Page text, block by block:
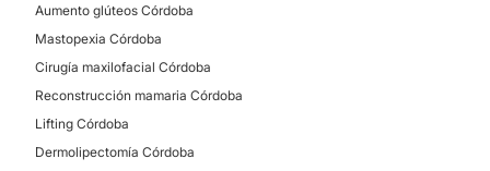
Aumento glúteos Córdoba
Mastopexia Córdoba
Cirugía maxilofacial Córdoba
Reconstrucción mamaria Córdoba
Lifting Córdoba
Dermolipectomía Córdoba